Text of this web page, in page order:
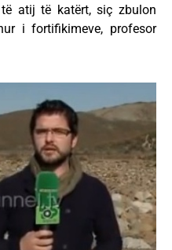
atij të katërt, siç zbulon
i fortifikimeve, profesor